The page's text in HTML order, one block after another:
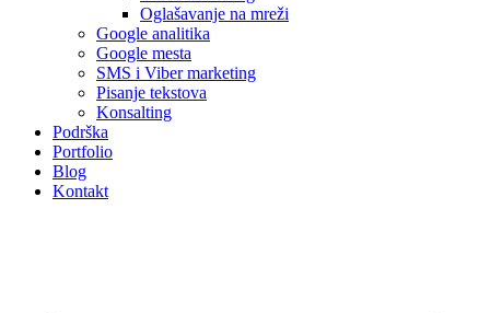
Oglašavanje na mreži
Google analitika
Google mesta
SMS i Viber marketing
Pisanje tekstova
Konsalting
Podrška
Portfolio
Blog
Kontakt